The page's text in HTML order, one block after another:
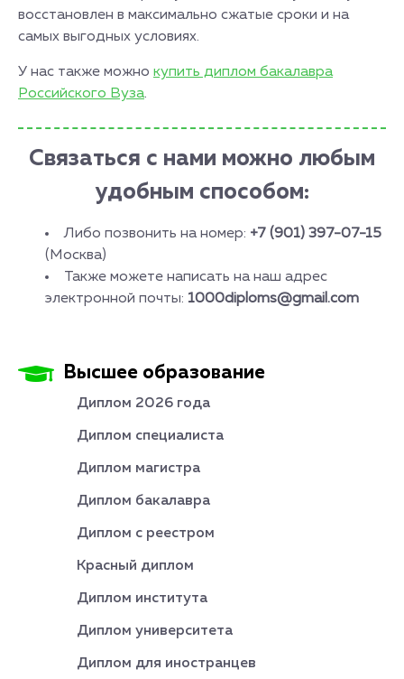
восстановлен в максимально сжатые сроки и на
самых выгодных условиях.
У нас также можно купить диплом бакалавра
Российского Вуза.
Связаться с нами можно любым
удобным способом:
Либо позвонить на номер: +7 (901) 397-07-15
(Москва)
Также можете написать на наш адрес
электронной почты: 1000diploms@gmail.com
Высшее образование
Диплом 2026 года
Диплом специалиста
Диплом магистра
Диплом бакалавра
Диплом с реестром
Красный диплом
Диплом института
Диплом университета
Диплом для иностранцев